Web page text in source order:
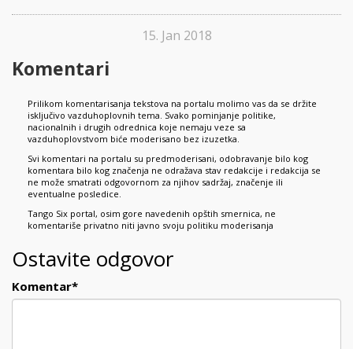
15. Jan 2018
Komentari
Prilikom komentarisanja tekstova na portalu molimo vas da se držite
isključivo vazduhoplovnih tema. Svako pominjanje politike,
nacionalnih i drugih odrednica koje nemaju veze sa
vazduhoplovstvom biće moderisano bez izuzetka.
Svi komentari na portalu su predmoderisani, odobravanje bilo kog
komentara bilo kog značenja ne odražava stav redakcije i redakcija se
ne može smatrati odgovornom za njihov sadržaj, značenje ili
eventualne posledice.
Tango Six portal, osim gore navedenih opštih smernica, ne
komentariše privatno niti javno svoju politiku moderisanja
Ostavite odgovor
Komentar*